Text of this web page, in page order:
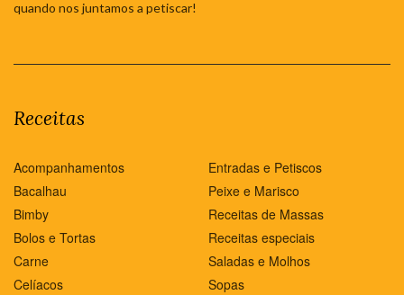
quando nos juntamos a petiscar!
Receitas
Acompanhamentos
Bacalhau
Bimby
Bolos e Tortas
Carne
Celíacos
Entradas e Petiscos
Peixe e Marisco
Receitas de Massas
Receitas especiais
Saladas e Molhos
Sopas